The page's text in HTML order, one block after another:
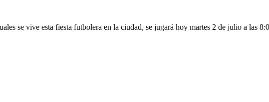
se vive esta fiesta futbolera en la ciudad, se jugará hoy martes 2 de julio a las